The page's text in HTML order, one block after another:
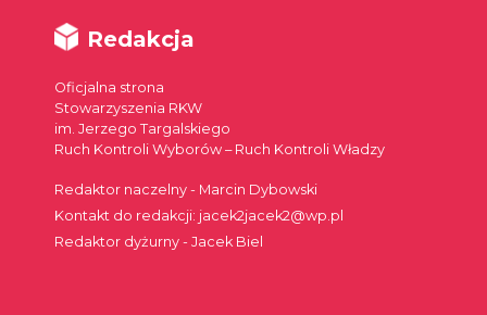
Redakcja
Oficjalna strona
Stowarzyszenia RKW
im. Jerzego Targalskiego
Ruch Kontroli Wyborów – Ruch Kontroli Władzy
Redaktor naczelny - Marcin Dybowski
Kontakt do redakcji: jacek2jacek2@wp.pl
Redaktor dyżurny - Jacek Biel